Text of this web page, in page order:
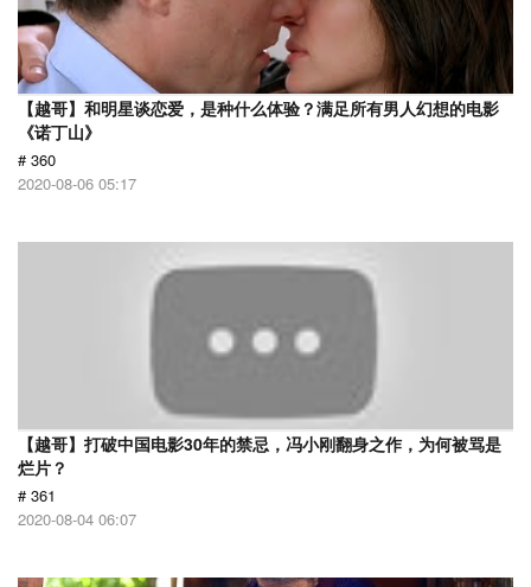
【越哥】和明星谈恋爱，是种什么体验？满足所有男人幻想的电影
《诺丁山》
# 360
2020-08-06 05:17
【越哥】打破中国电影30年的禁忌，冯小刚翻身之作，为何被骂是
烂片？
# 361
2020-08-04 06:07